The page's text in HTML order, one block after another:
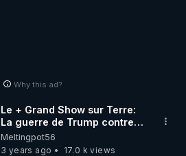
Why this ad?
Le + Grand Show sur Terre:
La guerre de Trump contre
le Deep State. Doc VF
Meltingpot56
3 years ago
17.0 k views